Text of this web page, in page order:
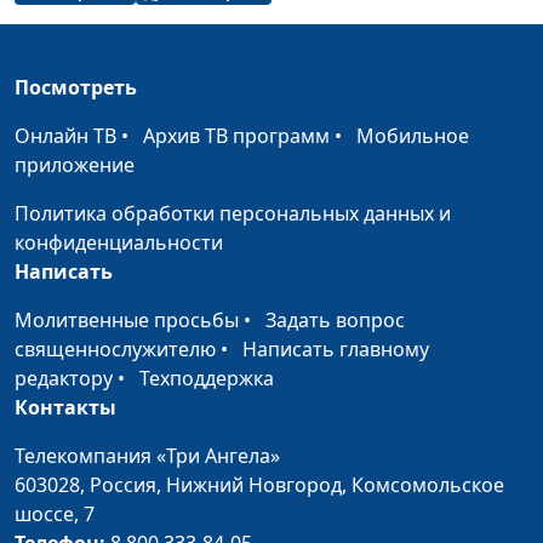
чужим успехам
Как отпустить плохое
практический
Как сохранить
молодость и красоту
Юлия Синицына,
психолог
Как научиться слышать
друг друга
Юлия Синицына,
Психологическая
зрелость. Зачем она нам
Юлия Синицына,
#893
Посмотреть
Онлайн ТВ • Архив ТВ программ • Мобильное
приложение
Политика обработки персональных данных и
конфиденциальности
Написать
Молитвенные просьбы • Задать вопрос
священнослужителю • Написать главному
редактору • Техподдержка
Контакты
Телекомпания «Три Ангела»
603028, Россия, Нижний Новгород, Комсомольское
шоссе, 7